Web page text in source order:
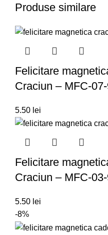
Produse similare
Felicitare
Craciun – MFC-
5.50 lei
Felicitare
Craciun – MFC-
5.50 lei
-8%